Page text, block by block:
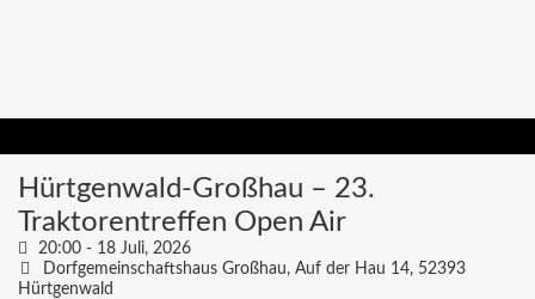
Hürtgenwald-Großhau – 23.
Traktorentreffen Open Air
20:00 - 18 Juli, 2026
Dorfgemeinschaftshaus Großhau, Auf der Hau 14, 52393
Hürtgenwald